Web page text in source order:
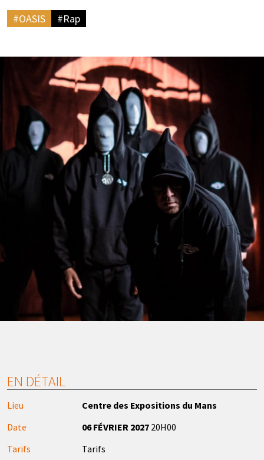
#OASIS #Rap
EN DÉTAIL
Lieu
Centre des Expositions du Mans
Date
06 FÉVRIER 2027 20H00
Tarifs
Tarifs